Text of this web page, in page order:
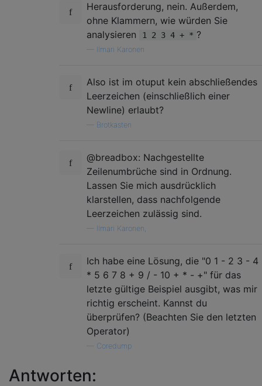
Herausforderung, nein. Außerdem,
ohne Klammern, wie würden Sie
analysieren
1 2 3 4 + * ?
Ilmari Karonen
Also ist im otuput kein abschließendes
Leerzeichen (einschließlich einer
Newline) erlaubt?
Brotkasten
@breadbox: Nachgestellte
Zeilenumbrüche sind in Ordnung.
Lassen Sie mich ausdrücklich
klarstellen, dass nachfolgende
Leerzeichen zulässig sind.
Ilmari Karonen,
Ich habe eine Lösung, die "0 1 - 2 3 - 4
* 5 6 7 8 + 9 / - 10 + * - +" für das
letzte gültige Beispiel ausgibt, was mir
richtig erscheint. Kannst du
überprüfen? (Beachten Sie den letzten
Operator)
Coredump
Antworten: